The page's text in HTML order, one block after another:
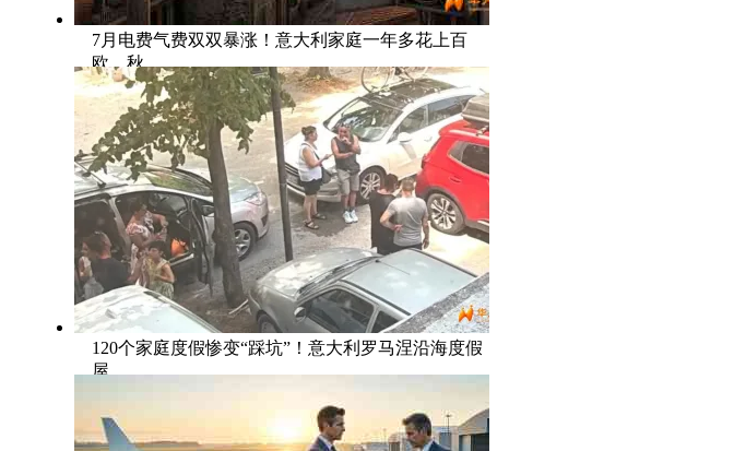
7月电费气费双双暴涨！意大利家庭一年多花上百
欧，秋
120个家庭度假惨变“踩坑”！意大利罗马涅沿海度假
屋